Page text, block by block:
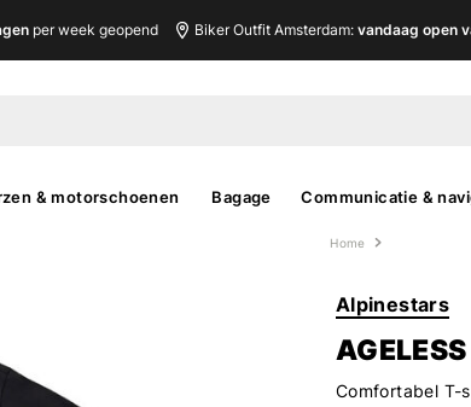
per week geopend Biker Outfit Amsterdam: vandaag open
& motorschoenen Bagage Communicatie &
Home
Alpinestars
Comfortabel T-